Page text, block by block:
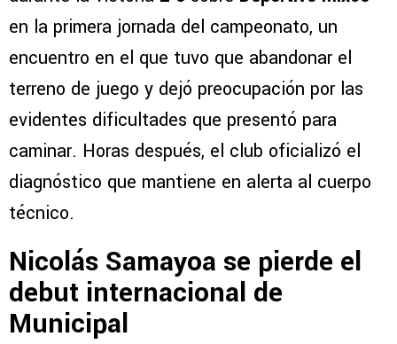
en la primera jornada del campeonato, un
encuentro en el que tuvo que abandonar el
terreno de juego y dejó preocupación por las
evidentes dificultades que presentó para
caminar. Horas después, el club oficializó el
diagnóstico que mantiene en alerta al cuerpo
técnico.
Nicolás Samayoa se pierde el
debut internacional de
Municipal